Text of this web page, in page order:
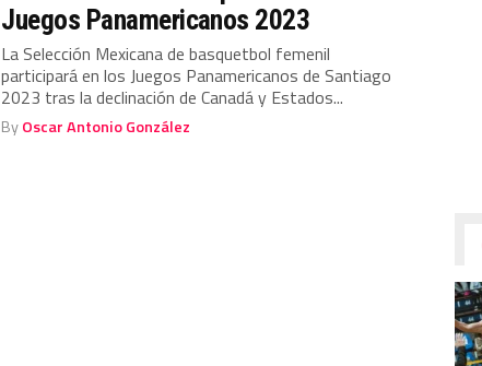
Juegos Panamericanos 2023
La Selección Mexicana de basquetbol femenil
participará en los Juegos Panamericanos de Santiago
2023 tras la declinación de Canadá y Estados...
ByOscar Antonio González